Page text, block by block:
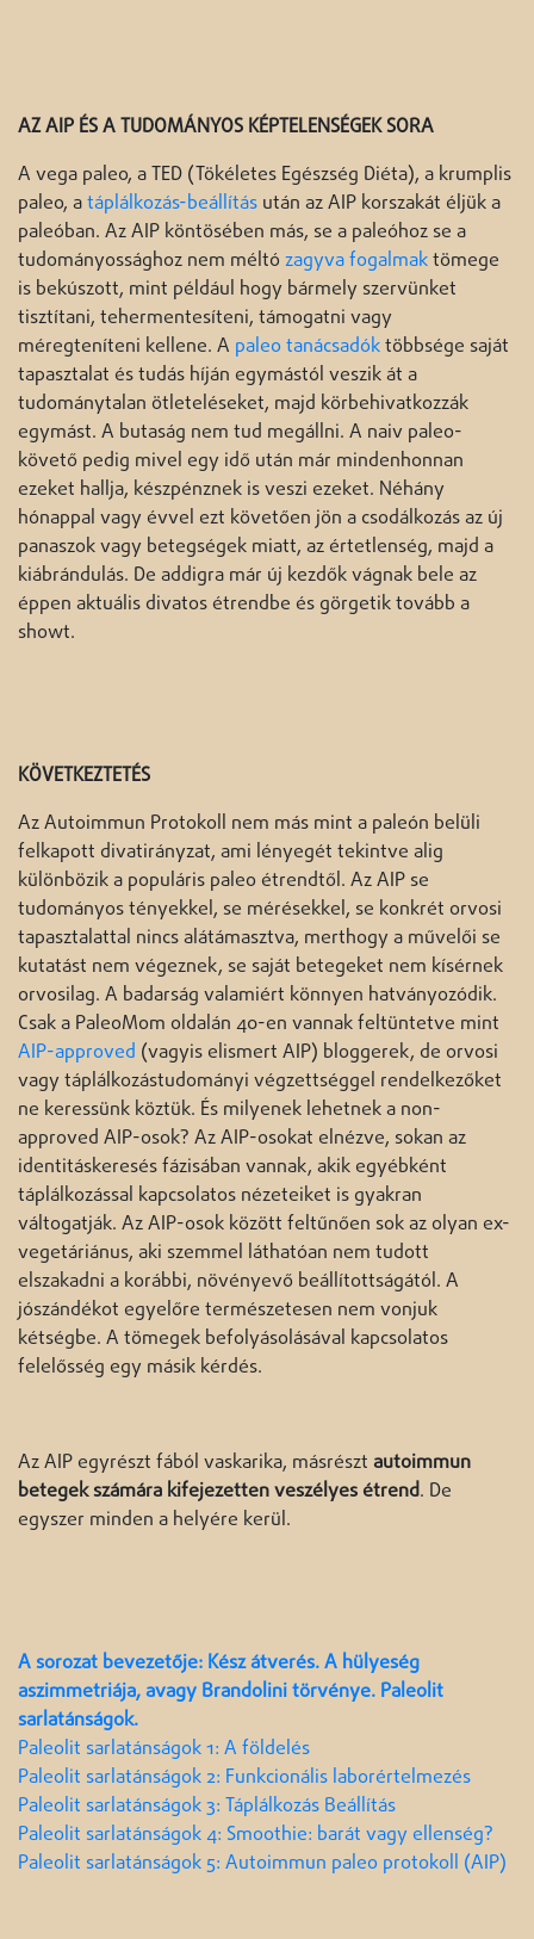
AZ AIP ÉS A TUDOMÁNYOS KÉPTELENSÉGEK SORA
A vega paleo, a TED (Tökéletes Egészség Diéta), a krumplis
paleo, atáplálkozás-beállítás után az AIP korszakát éljük a
paleóban. Az AIP köntösében más, se a paleóhoz se a
tudományossághoz nem méltó zagyva fogalmaktömege
is bekúszott, mint például hogy bármely szervünket
tisztítani, tehermentesíteni, támogatni vagy
méregteníteni kellene. A paleo tanácsadóktöbbsége saját
tapasztalat és tudás híján egymástól veszik át a
tudománytalan ötleteléseket, majd körbehivatkozzák
egymást. A butaság nem tud megállni. A naiv paleo-
követő pedig mivel egy idő után már mindenhonnan
ezeket hallja, készpénznek is veszi ezeket. Néhány
hónappal vagy évvel ezt követően jön a csodálkozás az új
panaszok vagy betegségek miatt, az értetlenség, majd a
kiábrándulás. De addigra már új kezdők vágnak bele az
éppen aktuális divatos étrendbe és görgetik tovább a
showt.
KÖVETKEZTETÉS
Az Autoimmun Protokoll nem más mint a paleón belüli
felkapott divatirányzat, ami lényegét tekintve alig
különbözik a populáris paleo étrendtől. Az AIP se
tudományos tényekkel, se mérésekkel, se konkrét orvosi
tapasztalattal nincs alátámasztva, merthogy a művelői se
kutatást nem végeznek, se saját betegeket nem kísérnek
orvosilag. A badarság valamiért könnyen hatványozódik.
Csak a PaleoMom oldalán 40-en vannak feltüntetve mint
AIP-approved (vagyis elismert AIP) bloggerek, de orvosi
vagy táplálkozástudományi végzettséggel rendelkezőket
ne keressünk köztük. És milyenek lehetnek a non-
approved AIP-osok? Az AIP-osokat elnézve, sokan az
identitáskeresés fázisában vannak, akik egyébként
táplálkozással kapcsolatos nézeteiket is gyakran
váltogatják. Az AIP-osok között feltűnően sok az olyan ex-
vegetáriánus, aki szemmel láthatóan nem tudott
elszakadni a korábbi, növényevő beállítottságától. A
jószándékot egyelőre természetesen nem vonjuk
kétségbe. A tömegek befolyásolásával kapcsolatos
felelősség egy másik kérdés.
Az AIP egyrészt fából vaskarika, másrészt autoimmun
betegek számára kifejezetten veszélyes étrend. De
egyszer minden a helyére kerül.
A sorozat bevezetője: Kész átverés. A hülyeség
aszimmetriája, avagy Brandolini törvénye. Paleolit
sarlatánságok.
Paleolit sarlatánságok 1: A földelés
Paleolit sarlatánságok 2: Funkcionális laborértelmezés
Paleolit sarlatánságok 3: Táplálkozás Beállítás
Paleolit sarlatánságok 4: Smoothie: barát vagy ellenség?
Paleolit sarlatánságok 5: Autoimmun paleo protokoll (AIP)